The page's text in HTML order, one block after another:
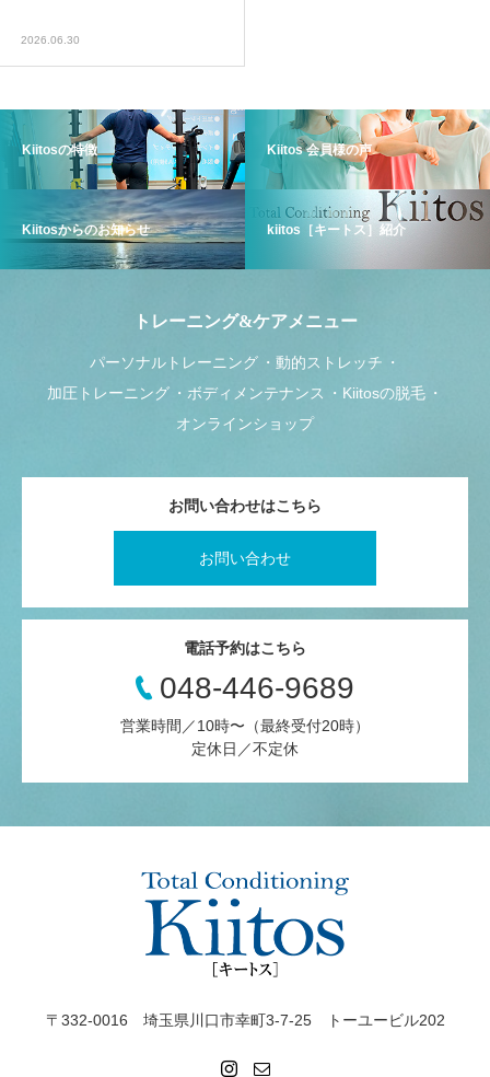
2026.06.30
Kiitosの特徴 Kiitos 会員様の声
Kiitosからのお知らせ kiitos［キートス］紹介
トレーニング&ケアメニュー
パーソナルトレーニング
動的ストレッチ
加圧トレーニング
ボディメンテナンス
Kiitosの脱毛
オンラインショップ
お問い合わせはこちら
お問い合わせ
電話予約はこちら
048-446-9689
営業時間／10時〜（最終受付20時）
定休日／不定休
〒332-0016 埼玉県川口市幸町3-7-25 トーユービル202